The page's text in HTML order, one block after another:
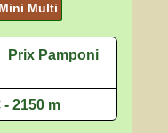
Mini Multi
Prix Pamponi
- 2150 m